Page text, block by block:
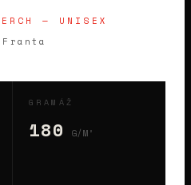
— UNISEX
GRAMÁŽ
180 G/M²